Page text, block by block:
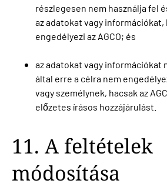
részlegesen nem használja fel
az adatokat vagy információkat,
engedélyezi az AGCO; és
az adatokat vagy információkat
által erre a célra nem
vagy személynek, hacsak az
előzetes írásos hozzájárulást.
11. A feltételek
módosítása